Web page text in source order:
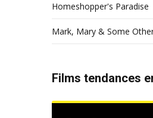
Homeshopper's Paradise
Mark, Mary & Some
Films tendances